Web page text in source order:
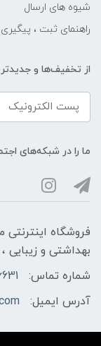
شیوه های ارسال
راهنمای ثبت ،
از تخفیف‌ها و
ما را در شبکه‌های
فروشگاه اینترنتی
بهداشتی و زیبایی
شماره تماس:
آدرس ایمیل: